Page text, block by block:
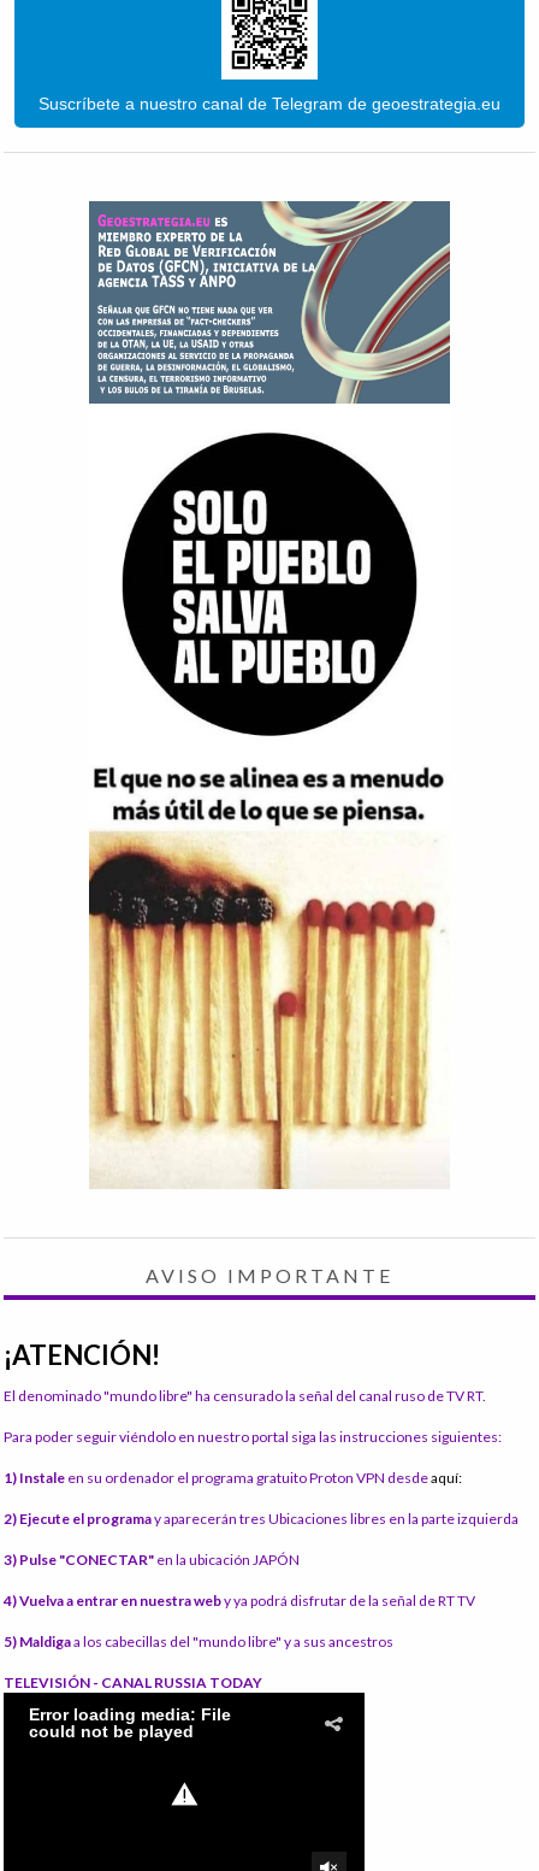
Suscríbete a nuestro canal de Telegram de geoestrategia.eu
AVISO IMPORTANTE
¡ATENCIÓN!
El denominado "mundo libre" ha censurado la señal del canal ruso de TV RT.
Para poder seguir viéndolo en nuestro portal siga las instrucciones siguientes:
1) Instale en su ordenador el programa gratuito Proton VPN desdeaquí:
2) Ejecute el programay aparecerán tres Ubicaciones libres en la parte izquierda
3) Pulse "CONECTAR" en la ubicación JAPÓN
4) Vuelva a entrar en nuestra weby ya podrá disfrutar de la señal de RT TV
5) Maldigaa los cabecillas del "mundo libre" y a sus ancestros
TELEVISIÓN - CANAL RUSSIA TODAY